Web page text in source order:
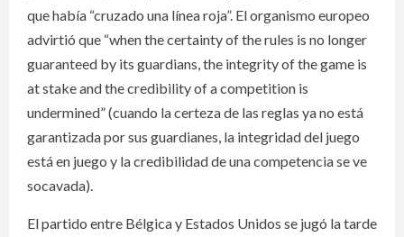
que había “cruzado una línea roja”. El organismo europeo
advirtió que “when the certainty of the rules is no longer
guaranteed by its guardians, the integrity of the game is
at stake and the credibility of a competition is
undermined” (cuando la certeza de las reglas ya no está
garantizada por sus guardianes, la integridad del juego
está en juego y la credibilidad de una competencia se ve
socavada).
El partido entre Bélgica y Estados Unidos se jugó la tarde